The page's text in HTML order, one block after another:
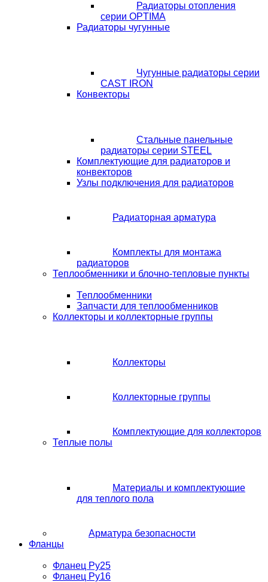
Радиаторы отопления
серии OPTIMA
Радиаторы чугунные
Чугунные радиаторы серии
CAST IRON
Конвекторы
Стальные панельные
радиаторы серии STEEL
Комплектующие для радиаторов и
конвекторов
Узлы подключения для радиаторов
Радиаторная арматура
Комплекты для монтажа
радиаторов
Теплообменники и блочно-тепловые пункты
Теплообменники
Запчасти для теплообменников
Коллекторы и коллекторные группы
Коллекторы
Коллекторные группы
Комплектующие для коллекторов
Теплые полы
Материалы и комплектующие
для теплого пола
Арматура безопасности
Фланцы
Фланец Ру25
Фланец Ру16